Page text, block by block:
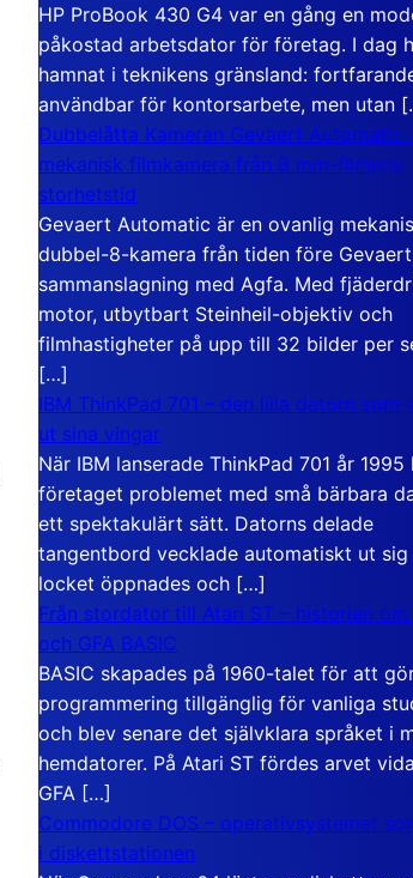
HP ProBook 430 G4 var en gång en
påkostad arbetsdator för företag. I dag
hamnat i teknikens gränsland:
användbar för kontorsarbete, men utan
Dubbelåtta Kameran Gevaert Automatic
mekanisk filmkamera från 8 mm-filmens
storhetstid
Gevaert Automatic är en ovanlig
dubbel-8-kamera från tiden före
sammanslagning med Agfa. Med
motor, utbytbart Steinheil-objektiv och
filmhastigheter på upp till 32 bilder per
[…]
IBM ThinkPad 701 – den lilla datorn som
ut sina vingar
När IBM lanserade ThinkPad 701 år 1995
företaget problemet med små bärbara
ett spektakulärt sätt. Datorns delade
tangentbord vecklade automatiskt ut sig
locket öppnades och […]
Från stordator till Atari ST – historien om
och GFA BASIC
BASIC skapades på 1960-talet för att
programmering tillgänglig för vanliga
och blev senare det självklara språket i
hemdatorer. På Atari ST fördes arvet
GFA […]
Commodore DOS – operativsystemet
i diskettstationen